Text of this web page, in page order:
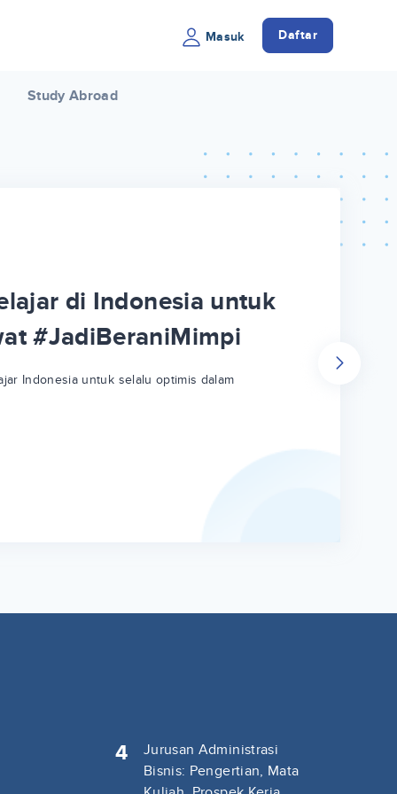
Masuk Daftar
Study Abroad
di Indonesia untuk
#JadiBeraniMimpi
Indonesia untuk selalu optimis dalam
4
Jurusan Administrasi
Bisnis: Pengertian, Mata